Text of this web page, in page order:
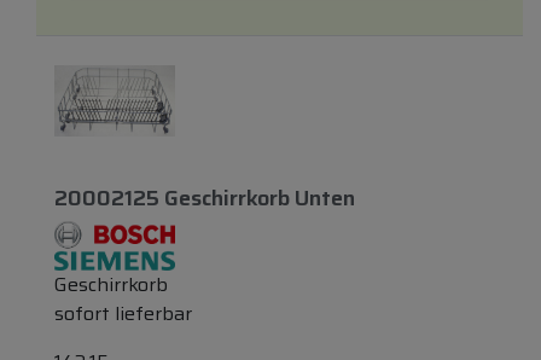
20002125 Geschirrkorb Unten
Geschirrkorb
sofort lieferbar